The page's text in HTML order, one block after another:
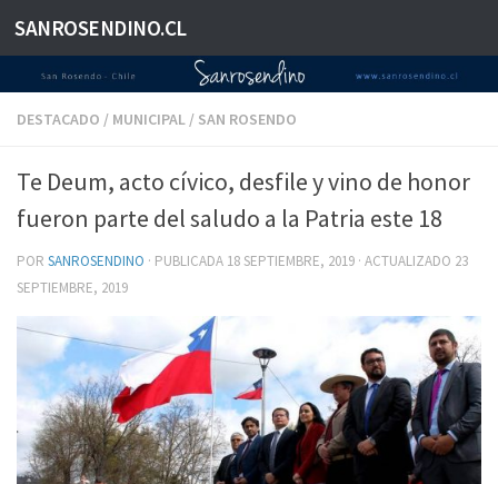
Saltar al contenido
SANROSENDINO.CL
DESTACADO / MUNICIPAL / SAN ROSENDO
Te Deum, acto cívico, desfile y vino de honor
fueron parte del saludo a la Patria este 18
POR SANROSENDINO · PUBLICADA 18 SEPTIEMBRE, 2019 · ACTUALIZADO 23
SEPTIEMBRE, 2019